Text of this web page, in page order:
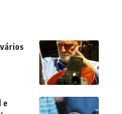
e